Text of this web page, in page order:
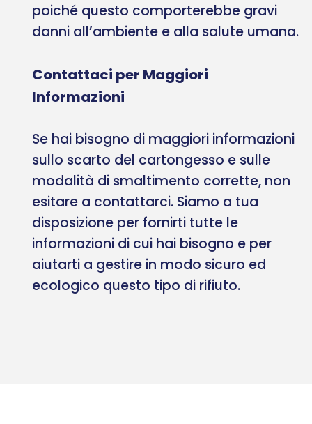
poiché questo comporterebbe gravi
danni all’ambiente e alla salute umana.
Contattaci per Maggiori
Informazioni
Se hai bisogno di maggiori informazioni
sullo scarto del cartongesso e sulle
modalità di smaltimento corrette, non
esitare a contattarci. Siamo a tua
disposizione per fornirti tutte le
informazioni di cui hai bisogno e per
aiutarti a gestire in modo sicuro ed
ecologico questo tipo di rifiuto.